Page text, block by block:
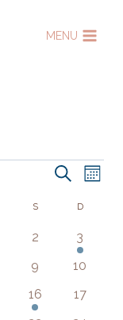
MENU
de
Recherche
Mois
SSAMEDI D
0
évènements
2
1
3
0
9
0
10
2
évènements
16
0
17